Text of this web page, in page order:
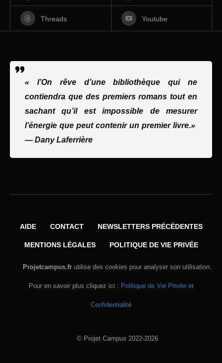
Threads Youtube
« l’On rêve d’une bibliothèque qui ne
contiendra que des premiers romans tout en
sachant qu’il est impossible de mesurer
l’énergie que peut contenir un premier livre.»
— Dany Laferrière
AIDE CONTACT NEWSLETTERS PRÉCÉDENTES
MENTIONS LÉGALES POLITIQUE DE VIE PRIVÉE
Projetcampus.fr utilise des cookies pour analyser son utilisation.
Pour en savoir plus cliquez ici : Politique de Vie Privée et
Confidentialité
© Projet Campus 2022-2026